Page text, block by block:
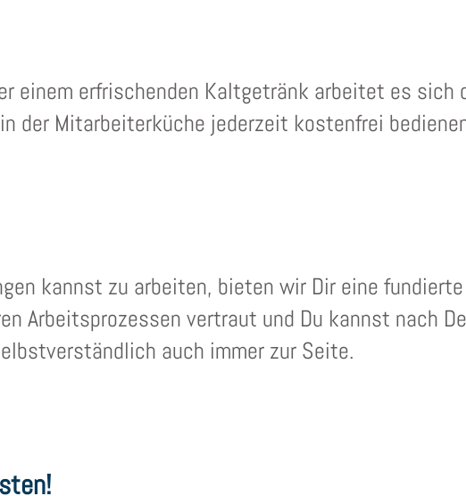
einem erfrischenden Kaltgetränk arbeitet es sich
der Mitarbeiterküche jederzeit kostenfrei
kannst zu arbeiten, bieten wir Dir eine
Arbeitsprozessen vertraut und Du kannst nach
auch immer zur Seite.